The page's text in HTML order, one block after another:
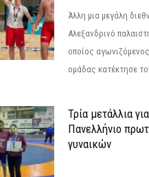
Άλλη μια μεγάλη
Αλεξανδρινό
οποίος
ομάδας κατέκτησε
Τρία μετάλλια
Πανελλήνιο
γυναικών